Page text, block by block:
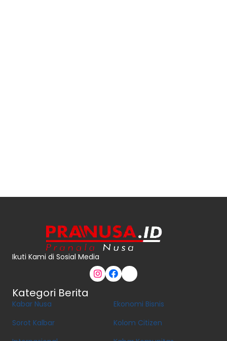
Ikuti Kami di Sosial Media
Kategori Berita
Kabar Nusa
Sorot Kalbar
Ekonomi Bisnis
Kolom Citizen